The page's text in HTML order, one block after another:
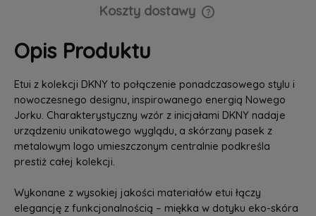
Koszty dostawy
Cena nie zawiera ewentualnych kosztów płatności
Opis Produktu
Etui z kolekcji DKNY to połączenie ponadczasowego stylu i
nowoczesnego designu, inspirowanego energią Nowego
Jorku. Charakterystyczny wzór z inicjałami DKNY nadaje
urządzeniu unikatowego wyglądu, a skórzany pasek z
metalowym logo umieszczonym centralnie podkreśla
prestiż całej kolekcji.
Wykonane z wysokiej jakości materiałów etui łączy
elegancję z funkcjonalnością – miękka w dotyku eko-skóra